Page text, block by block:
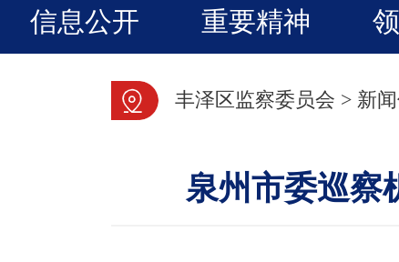
信息公开 重要精神
丰泽区监察委员会 > 新
泉州市委巡察